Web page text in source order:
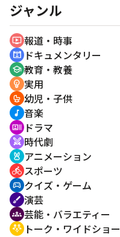
ジャンル
ondemand_video 報道・時事
cinematic_blur ドキュメンタリー
school 教育・教養
emoji_objects 実用
crib 幼児・子供
music_note 音楽
recent_actors ドラマ
swords 時代劇
cruelty_free アニメーション
directions_bike スポーツ
sports_esports クイズ・ゲーム
brush 演芸
groups 芸能・バラエティー
adaptive_audio_mic トーク・ワイドショー